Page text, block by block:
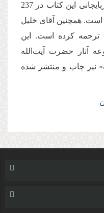
گفتنی است ترجمه ترکی آذربایجانی این کتاب در 237
همچنین آقای خلیل
ترجمه كرده است. این
آثار حضرت آیت‌الله
نیز چاپ و منتشر شده